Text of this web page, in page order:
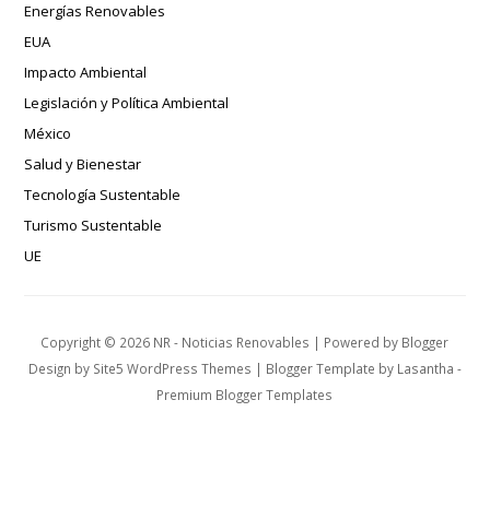
Energías Renovables
EUA
Impacto Ambiental
Legislación y Política Ambiental
México
Salud y Bienestar
Tecnología Sustentable
Turismo Sustentable
UE
Copyright © 2026 NR - Noticias Renovables | Powered by Blogger
Design by Site5 WordPress Themes | Blogger Template by Lasantha -
Premium Blogger Templates